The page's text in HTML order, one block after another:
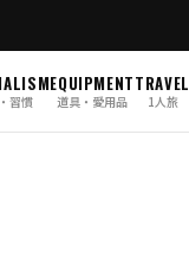
習慣
EQUIPMENT
道具・愛用品
TRAVEL
1人旅